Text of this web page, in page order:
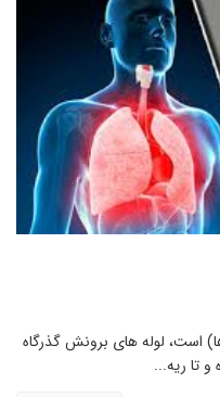
است، لوله های برونش گذرگاه
تا ریه...